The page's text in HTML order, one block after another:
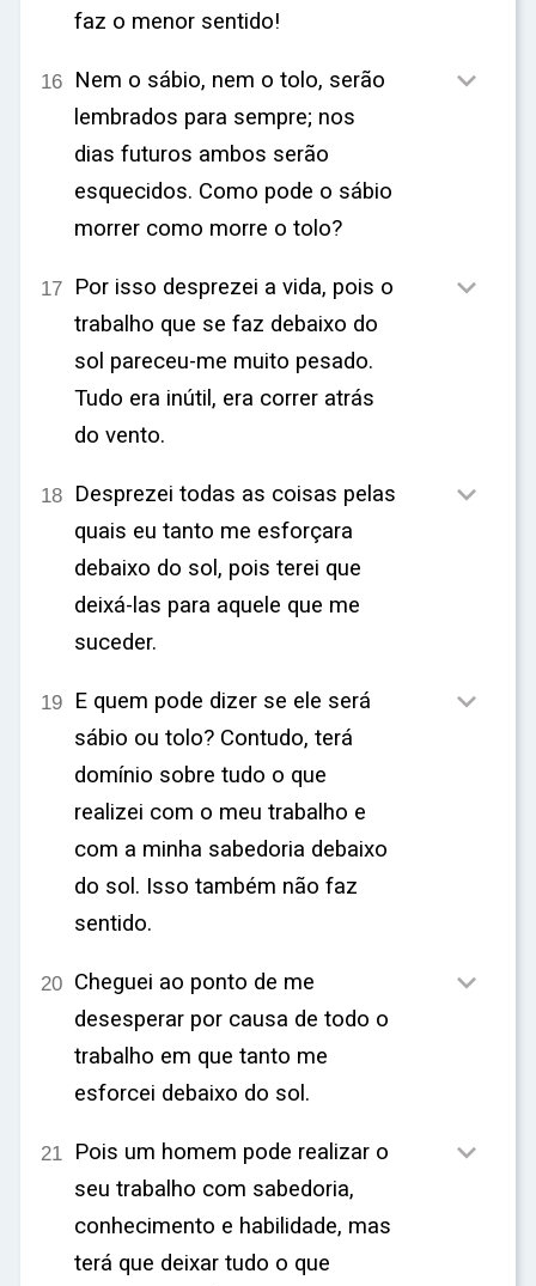
faz o menor sentido!
16 Nem o sábio, nem o tolo, serão
lembrados para sempre; nos
dias futuros ambos serão
esquecidos. Como pode o sábio
morrer como morre o tolo?

17 Por isso desprezei a vida, pois o
trabalho que se faz debaixo do
sol pareceu-me muito pesado.
Tudo era inútil, era correr atrás
do vento.

18 Desprezei todas as coisas pelas
quais eu tanto me esforçara
debaixo do sol, pois terei que
deixá-las para aquele que me
suceder.

19 E quem pode dizer se ele será
sábio ou tolo? Contudo, terá
domínio sobre tudo o que
realizei com o meu trabalho e
com a minha sabedoria debaixo
do sol. Isso também não faz
sentido.

20 Cheguei ao ponto de me
desesperar por causa de todo o
trabalho em que tanto me
esforcei debaixo do sol.

21 Pois um homem pode realizar o
seu trabalho com sabedoria,
conhecimento e habilidade, mas
terá que deixar tudo o que
